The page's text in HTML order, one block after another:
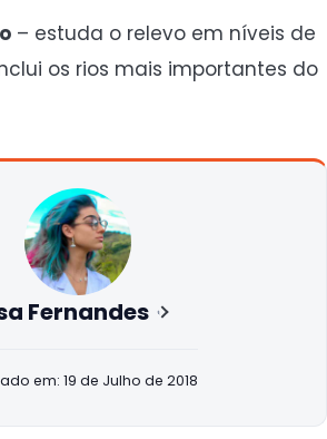
– estuda o relevo em níveis de
os rios mais importantes do
Fernandes
em: 19 de Julho de 2018